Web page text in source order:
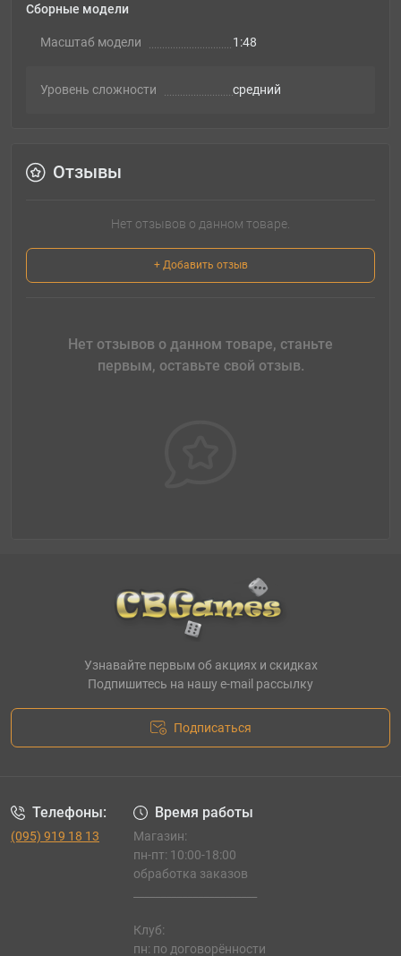
Сборные модели
Масштаб модели 1:48
Уровень сложности cредний
Отзывы
Нет отзывов о данном товаре.
+ Добавить отзыв
Нет отзывов о данном товаре, станьте
первым, оставьте свой отзыв.
Узнавайте первым об акциях и скидках
Подпишитесь на нашу e-mail рассылку
Подписаться
Телефоны:
(095) 919 18 13
Время работы
Магазин:
пн-пт: 10:00-18:00
обработка заказов
Клуб:
пн: по договорённости